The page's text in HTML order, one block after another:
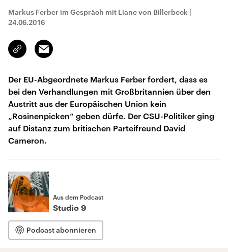
Markus Ferber im Gespräch mit Liane von Billerbeck |
24.06.2016
Link
kopieren/teilen
Email
Der EU-Abgeordnete Markus Ferber fordert, dass es
bei den Verhandlungen mit Großbritannien über den
Austritt aus der Europäischen Union kein
„Rosinenpicken“ geben dürfe. Der CSU-Politiker ging
auf Distanz zum britischen Parteifreund David
Cameron.
Aus dem Podcast
Studio 9
Podcast abonnieren